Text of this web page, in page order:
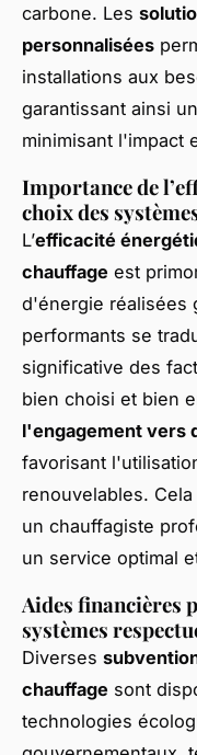
carbone. Les
personnalisées
installations aux
garantissant ainsi
minimisant l'impact
Importance de
choix des
L’efficacité
chauffage est
d'énergie réalisées
performants se
significative des
bien choisi et bien
l'engagement vers
favorisant
renouvelables.
un chauffagiste
un service optimal
Aides financières
systèmes
Diverses
chauffage sont
technologies